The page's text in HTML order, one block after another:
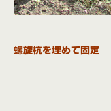
螺旋杭を埋めて固定